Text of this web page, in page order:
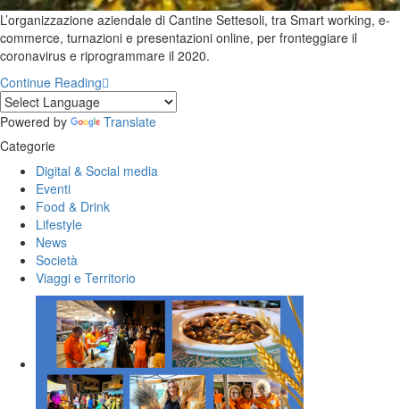
L’organizzazione aziendale di Cantine Settesoli, tra Smart working, e-
commerce, turnazioni e presentazioni online, per fronteggiare il
coronavirus e riprogrammare il 2020.
Continue Reading
Powered by
Translate
Categorie
Digital & Social media
Eventi
Food & Drink
Lifestyle
News
Società
Viaggi e Territorio